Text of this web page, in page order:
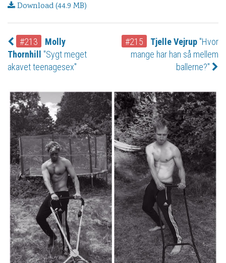
Download (44.9 MB)
#213
Molly
Thornhill "Sygt meget
akavet teenagesex"
#215 Tjelle Vejrup "Hvor
mange har han så mellem
ballerne?"